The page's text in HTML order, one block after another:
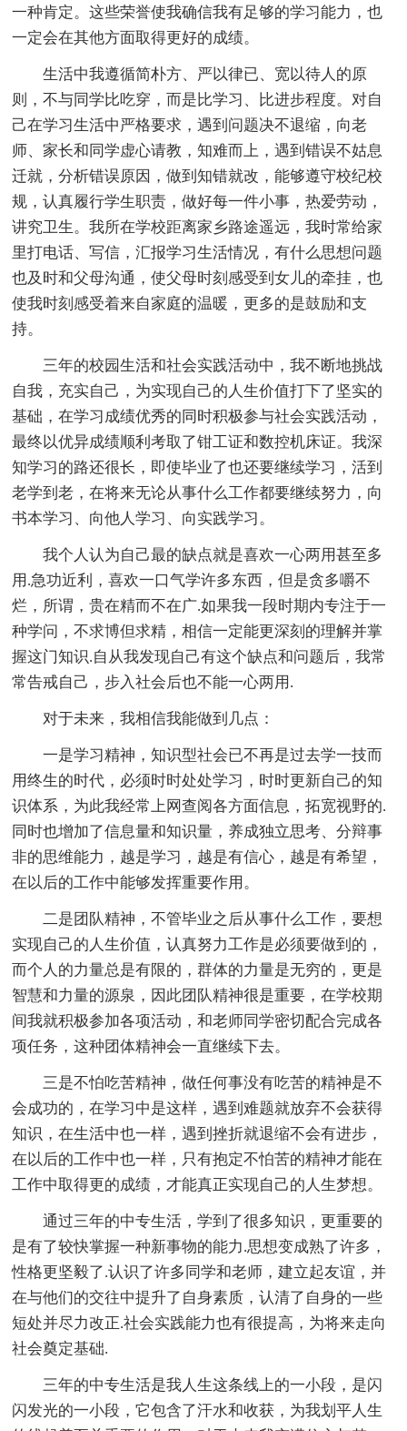
一种肯定。这些荣誉使我确信我有足够的学习能力，也
一定会在其他方面取得更好的成绩。
生活中我遵循简朴方、严以律已、宽以待人的原
则，不与同学比吃穿，而是比学习、比进步程度。对自
己在学习生活中严格要求，遇到问题决不退缩，向老
师、家长和同学虚心请教，知难而上，遇到错误不姑息
迁就，分析错误原因，做到知错就改，能够遵守校纪校
规，认真履行学生职责，做好每一件小事，热爱劳动，
讲究卫生。我所在学校距离家乡路途遥远，我时常给家
里打电话、写信，汇报学习生活情况，有什么思想问题
也及时和父母沟通，使父母时刻感受到女儿的牵挂，也
使我时刻感受着来自家庭的温暖，更多的是鼓励和支
持。
三年的校园生活和社会实践活动中，我不断地挑战
自我，充实自己，为实现自己的人生价值打下了坚实的
基础，在学习成绩优秀的同时积极参与社会实践活动，
最终以优异成绩顺利考取了钳工证和数控机床证。我深
知学习的路还很长，即使毕业了也还要继续学习，活到
老学到老，在将来无论从事什么工作都要继续努力，向
书本学习、向他人学习、向实践学习。
我个人认为自己最的缺点就是喜欢一心两用甚至多
用.急功近利，喜欢一口气学许多东西，但是贪多嚼不
烂，所谓，贵在精而不在广.如果我一段时期内专注于一
种学问，不求博但求精，相信一定能更深刻的理解并掌
握这门知识.自从我发现自己有这个缺点和问题后，我常
常告戒自己，步入社会后也不能一心两用.
对于未来，我相信我能做到几点：
一是学习精神，知识型社会已不再是过去学一技而
用终生的时代，必须时时处处学习，时时更新自己的知
识体系，为此我经常上网查阅各方面信息，拓宽视野的.
同时也增加了信息量和知识量，养成独立思考、分辩事
非的思维能力，越是学习，越是有信心，越是有希望，
在以后的工作中能够发挥重要作用。
二是团队精神，不管毕业之后从事什么工作，要想
实现自己的人生价值，认真努力工作是必须要做到的，
而个人的力量总是有限的，群体的力量是无穷的，更是
智慧和力量的源泉，因此团队精神很是重要，在学校期
间我就积极参加各项活动，和老师同学密切配合完成各
项任务，这种团体精神会一直继续下去。
三是不怕吃苦精神，做任何事没有吃苦的精神是不
会成功的，在学习中是这样，遇到难题就放弃不会获得
知识，在生活中也一样，遇到挫折就退缩不会有进步，
在以后的工作中也一样，只有抱定不怕苦的精神才能在
工作中取得更的成绩，才能真正实现自己的人生梦想。
通过三年的中专生活，学到了很多知识，更重要的
是有了较快掌握一种新事物的能力.思想变成熟了许多，
性格更坚毅了.认识了许多同学和老师，建立起友谊，并
在与他们的交往中提升了自身素质，认清了自身的一些
短处并尽力改正.社会实践能力也有很提高，为将来走向
社会奠定基础.
三年的中专生活是我人生这条线上的一小段，是闪
闪发光的一小段，它包含了汗水和收获，为我划平人生